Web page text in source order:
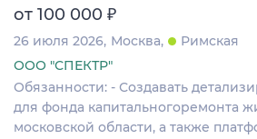
от 100 000 ₽
26 июля 2026 Москва
Римская
ООО "СПЕКТР"
Обязанности: - Создавать
для фонда капитальногоремонта
московской области, а также